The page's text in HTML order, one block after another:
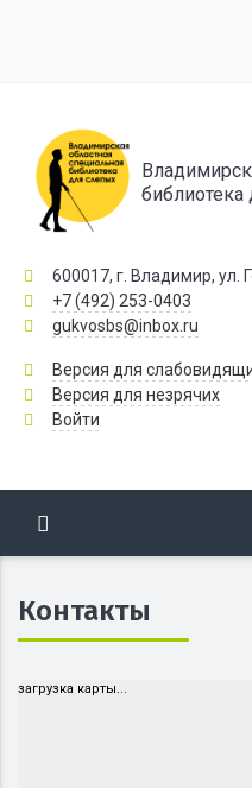
600017, г. Владимир, ул.
+7 (492) 253-0403
gukvosbs@inbox.ru
Версия для
Версия для незрячих
Войти
Контакты
загрузка карты...